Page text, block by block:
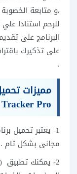
،و متابعة
للرحم استنادا
البرنامج على
على تذكيرك
.
Tracker Pro
1- يعتبر تحميل
مجانى بشكل تام .